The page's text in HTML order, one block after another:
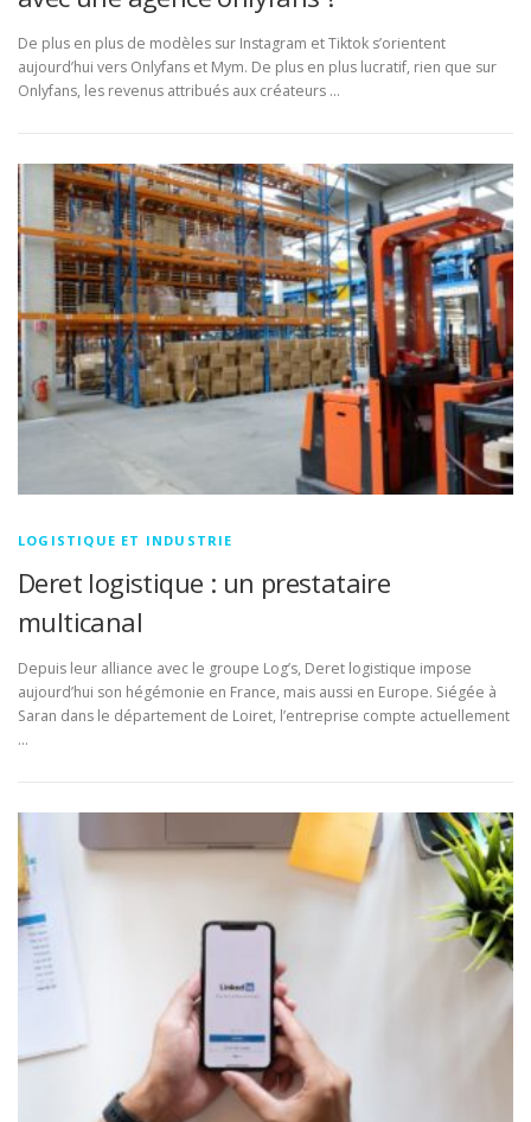
De plus en plus de modèles sur Instagram et Tiktok s’orientent
aujourd’hui vers Onlyfans et Mym. De plus en plus lucratif, rien que sur
Onlyfans, les revenus attribués aux créateurs …
LOGISTIQUE ET INDUSTRIE
Deret logistique : un prestataire
multicanal
Depuis leur alliance avec le groupe Log’s, Deret logistique impose
aujourd’hui son hégémonie en France, mais aussi en Europe. Siégée à
Saran dans le département de Loiret, l’entreprise compte actuellement
…